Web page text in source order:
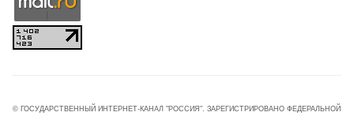
© ГОСУДАРСТВЕННЫЙ ИНТЕРНЕТ-КАНАЛ "РОССИЯ". ЗАРЕГИСТРИРОВАНО ФЕДЕРАЛЬНОЙ